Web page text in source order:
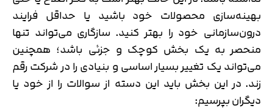
بهینه‌سازی محصولات خود باشید یا حداقل فرایند
درون‌سازمانی خود را بهتر کنید. سازگاری می‌تواند تنها
منحصر به یک بخش کوچک و جزئی باشد؛ همچنین
می‌تواند یک تغییر بسیار اساسی و بنیادی را در شرکت رقم
زند. در این بخش باید این دسته از سوالات را از خود یا
دیگران بپرسیم: